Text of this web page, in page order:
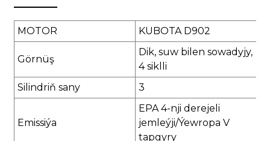
MOTOR KUBOTA D902
Görnüş
Dik, suw bilen sowadyjy,
4 siklli
Silindriň sany
3
Emissiýa
EPA 4-nji derejeli
jemleýji/Ýewropa V
tapgyry